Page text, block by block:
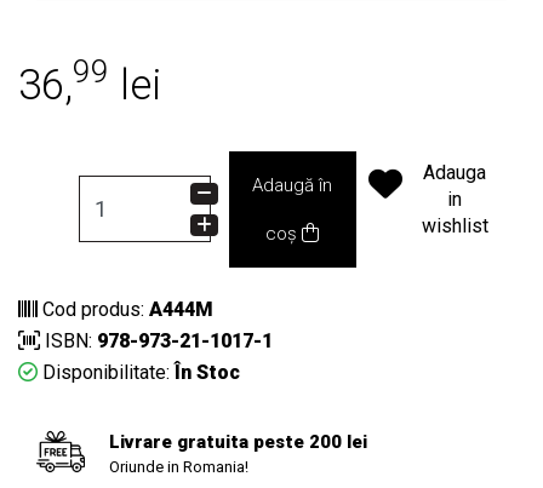
36,99 lei
Adaugă în
coș
Adauga
in
wishlist
Cod produs: A444M
ISBN: 978-973-21-1017-1
Disponibilitate: În Stoc
Livrare gratuita peste 200 lei
Oriunde in Romania!